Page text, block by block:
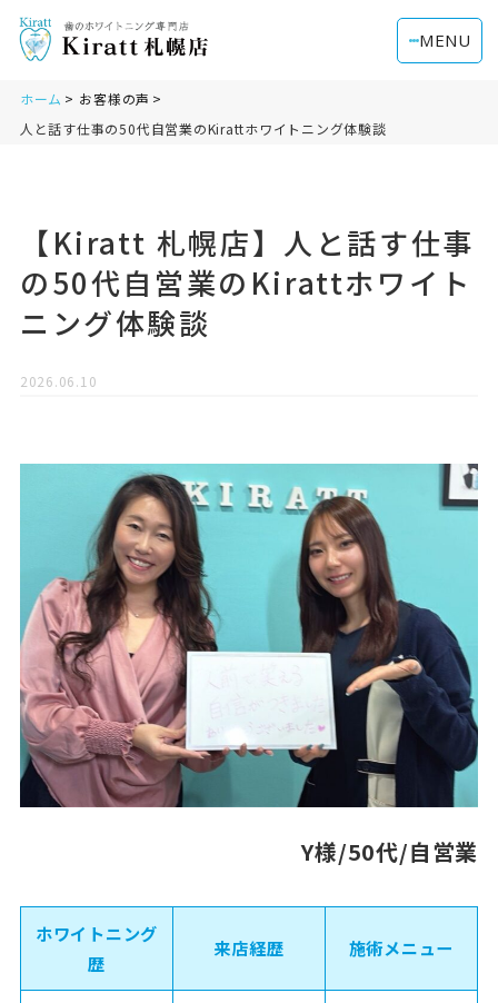
MENU
ホーム
お客様の声
人と話す仕事の50代自営業のKirattホワイトニング体験談
【Kiratt 札幌店】人と話す仕事
の50代自営業のKirattホワイト
ニング体験談
2026.06.10
Y様/50代/自営業
ホワイトニング
歴
来店経歴 施術メニュー